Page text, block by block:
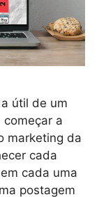
útil de um
a
marketing da
cada
cada uma
postagem